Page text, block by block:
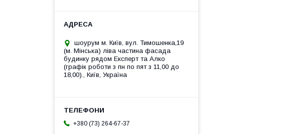
шоурум м. Київ, вул. Тимошенка,19
(м. Мінська) ліва частина фасада
будинку рядом Експерт та Алко
(графік роботи з пн по пят з 11,00 до
18,00)., Київ, Україна
+380 (73) 264-67-37